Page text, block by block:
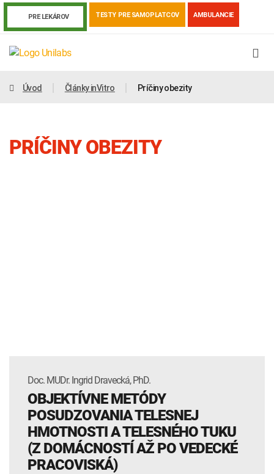
PRE LEKÁROV TESTY PRE SAMOPLATCOV AMBULANCIE
Úvod Články inVitro Príčiny obezity
PRÍČINY OBEZITY
Doc. MUDr. Ingrid Dravecká, PhD.
OBJEKTÍVNE METÓDY
POSUDZOVANIA TELESNEJ
HMOTNOSTI A TELESNÉHO TUKU
(Z DOMÁCNOSTÍ AŽ PO VEDECKÉ
PRACOVISKÁ)